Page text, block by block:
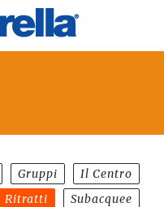
Gruppi
Il Centro
Ritratti
Subacquee